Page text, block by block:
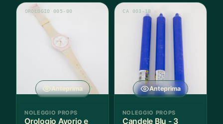
Anteprima
OROLOGIO 005-00
NOLEGGIO PROPS
Orologio Avorio e
Anteprima
CA 003-18
NOLEGGIO PROPS
Candele Blu - 3